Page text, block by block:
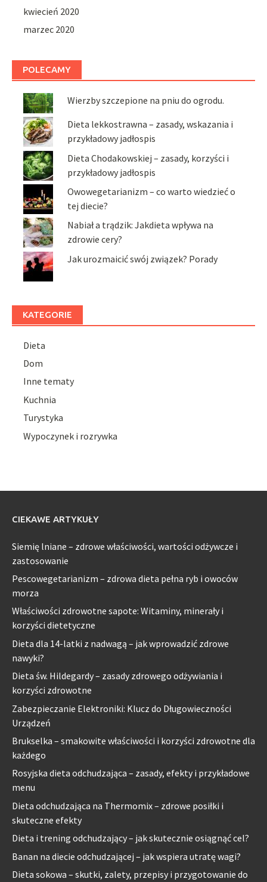
kwiecień 2020
marzec 2020
POLECAMY
Wierzby szczepione na pniu do ogrodu.
Dieta lekkostrawna – zasady, wskazania i
przykładowy jadłospis
Dieta Chodakowskiej – zasady, korzyści i
przykładowy jadłospis
Owowegetarianizm – co warto wiedzieć o
tej diecie?
Nabiał a trądzik: Jakdieta wpływa na
zdrowie cery?
Jak urozmaicić swój związek? Porady
KATEGORIE
Dieta
Dom
Inne tematy
Kuchnia
Turystyka
Wypoczynek i rozrywka
CIEKAWE ARTYKUŁY
Siemię lniane – zdrowe właściwości, wartości odżywcze i
zastosowanie
Pescowegetarianizm – zdrowa dieta pełna ryb i owoców
morza
Właściwości zdrowotne sapote: Witaminy, minerały i
korzyści dietetyczne
Dieta dla 14-latki z nadwagą – jak wprowadzić zdrowe
nawyki?
Dieta św. Hildegardy – zasady zdrowego odżywiania i
korzyści zdrowotne
Zabezpieczanie Elektroniki: Klucz do Długowieczności
Urządzeń
Brukselka – smakowite właściwości i korzyści zdrowotne dla
każdego
Rosyjska dieta odchudzająca – zasady, efekty i przykładowe
menu
Dieta odchudzająca na Thermomix – zdrowe posiłki i
skuteczne efekty
Dieta i trening odchudzający – jak skutecznie osiągnąć cel?
Banan na diecie odchudzającej – jak wspiera utratę wagi?
Dieta sokowa – skutki, zalety, przepisy i przygotowanie do